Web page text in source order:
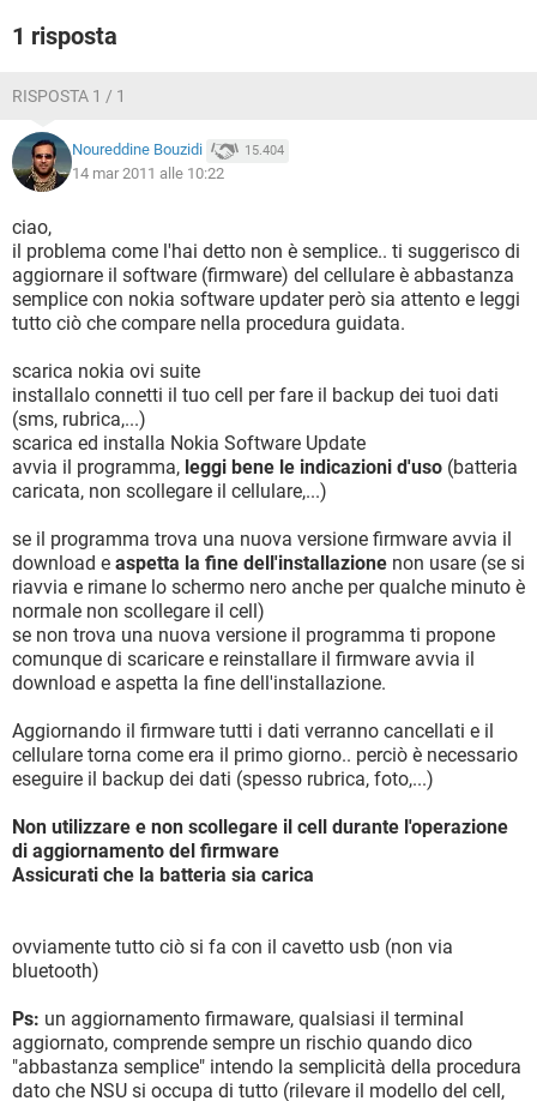
1 risposta
RISPOSTA 1 / 1
Noureddine Bouzidi 15.404
14 mar 2011 alle 10:22
ciao,
il problema come l'hai detto non è semplice.. ti suggerisco di
aggiornare il software (firmware) del cellulare è abbastanza
semplice con nokia software updater però sia attento e leggi
tutto ciò che compare nella procedura guidata.
scarica nokia ovi suite
installalo connetti il tuo cell per fare il backup dei tuoi dati
(sms, rubrica,...)
scarica ed installa Nokia Software Update
avvia il programma, leggi bene le indicazioni d'uso (batteria
caricata, non scollegare il cellulare,...)
se il programma trova una nuova versione firmware avvia il
download e aspetta la fine dell'installazione non usare (se si
riavvia e rimane lo schermo nero anche per qualche minuto è
normale non scollegare il cell)
se non trova una nuova versione il programma ti propone
comunque di scaricare e reinstallare il firmware avvia il
download e aspetta la fine dell'installazione.
Aggiornando il firmware tutti i dati verranno cancellati e il
cellulare torna come era il primo giorno.. perciò è necessario
eseguire il backup dei dati (spesso rubrica, foto,...)
Non utilizzare e non scollegare il cell durante l'operazione
di aggiornamento del firmware
Assicurati che la batteria sia carica
ovviamente tutto ciò si fa con il cavetto usb (non via
bluetooth)
Ps: un aggiornamento firmaware, qualsiasi il terminal
aggiornato, comprende sempre un rischio quando dico
"abbastanza semplice" intendo la semplicità della procedura
dato che NSU si occupa di tutto (rilevare il modello del cell,